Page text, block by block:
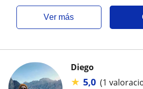
ver más
Diego
★ 5,0 (1